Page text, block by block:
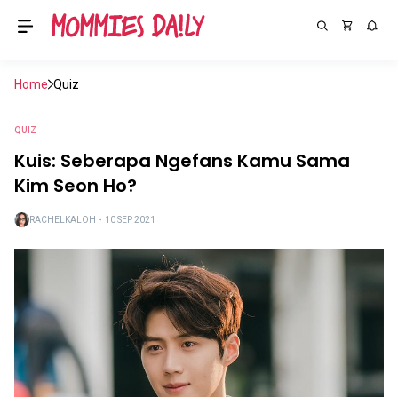
Home Quiz
QUIZ
Kuis: Seberapa Ngefans Kamu Sama
Kim Seon Ho?
RACHELKALOH ・ 10 SEP 2021